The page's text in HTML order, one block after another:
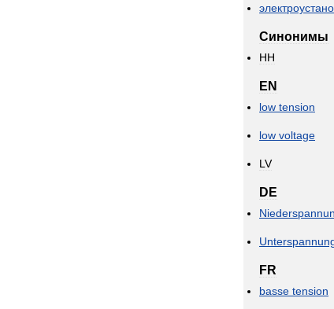
Синонимы
НН
EN
low tension
low voltage
LV
DE
FR
basse tension